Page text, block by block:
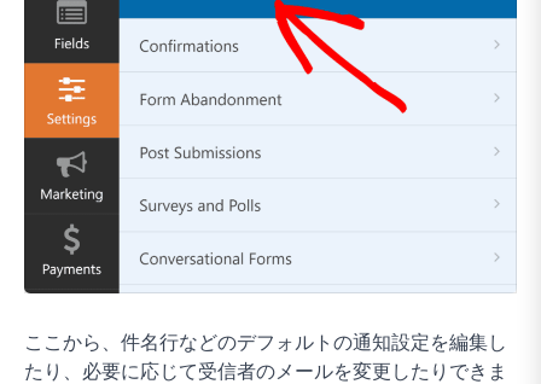
ここから、件名行などのデフォルトの通知設定を編集し
たり、必要に応じて受信者のメールを変更したりできま